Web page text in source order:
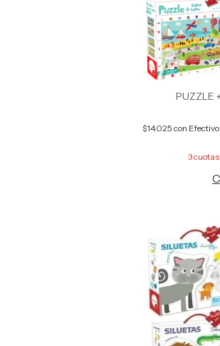
PUZZLE
$14.025 con
3